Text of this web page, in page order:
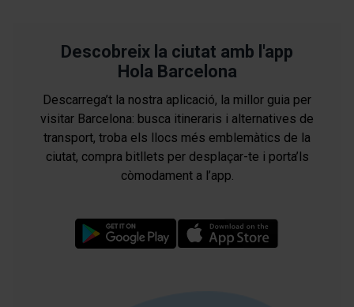
Descobreix la ciutat amb l'app
Hola Barcelona
Descarrega’t la nostra aplicació, la millor guia per
visitar Barcelona: busca itineraris i alternatives de
transport, troba els llocs més emblemàtics de la
ciutat, compra bitllets per desplaçar-te i porta’ls
còmodament a l’app.